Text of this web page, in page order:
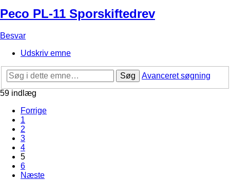
Peco PL-11 Sporskiftedrev
Besvar
Udskriv emne
Søg
Avanceret søgning
59 indlæg
Forrige
1
2
3
4
5
6
Næste